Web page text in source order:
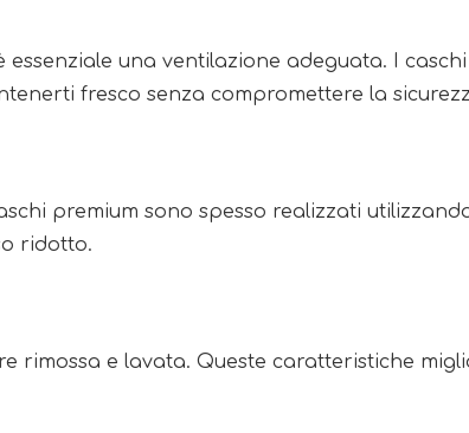
una ventilazione adeguata. I
fresco senza compromettere la
premium sono spesso realizzati
ridotto.
rimossa e lavata. Queste caratteristiche